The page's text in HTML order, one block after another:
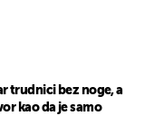
trudnici bez noge, a
kao da je samo